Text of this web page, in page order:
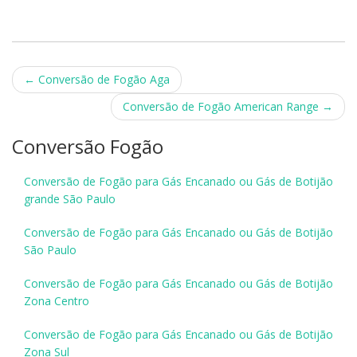
Post
navigation
← Conversão de Fogão Aga
Conversão de Fogão American Range →
Conversão Fogão
Conversão de Fogão para Gás Encanado ou Gás de Botijão
grande São Paulo
Conversão de Fogão para Gás Encanado ou Gás de Botijão
São Paulo
Conversão de Fogão para Gás Encanado ou Gás de Botijão
Zona Centro
Conversão de Fogão para Gás Encanado ou Gás de Botijão
Zona Sul